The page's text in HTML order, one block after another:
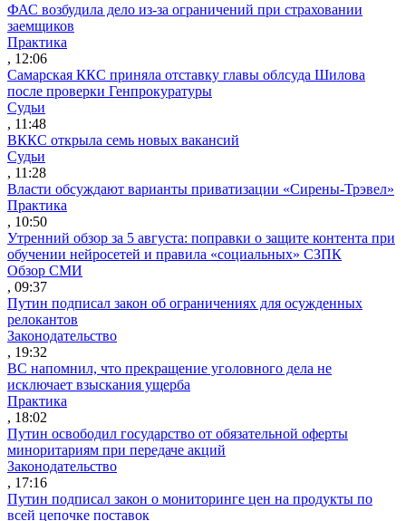
ФАС возбудила дело из-за ограничений при страховании
заемщиков
Практика
, 12:06
Самарская ККС приняла отставку главы облсуда Шилова
после проверки Генпрокуратуры
Судьи
, 11:48
ВККС открыла семь новых вакансий
Судьи
, 11:28
Власти обсуждают варианты приватизации «Сирены-Трэвел»
Практика
, 10:50
Утренний обзор за 5 августа: поправки о защите контента при
обучении нейросетей и правила «социальных» СЗПК
Обзор СМИ
, 09:37
Путин подписал закон об ограничениях для осужденных
релокантов
Законодательство
, 19:32
ВС напомнил, что прекращение уголовного дела не
исключает взыскания ущерба
Практика
, 18:02
Путин освободил государство от обязательной оферты
миноритариям при передаче акций
Законодательство
, 17:16
Путин подписал закон о мониторинге цен на продукты по
всей цепочке поставок